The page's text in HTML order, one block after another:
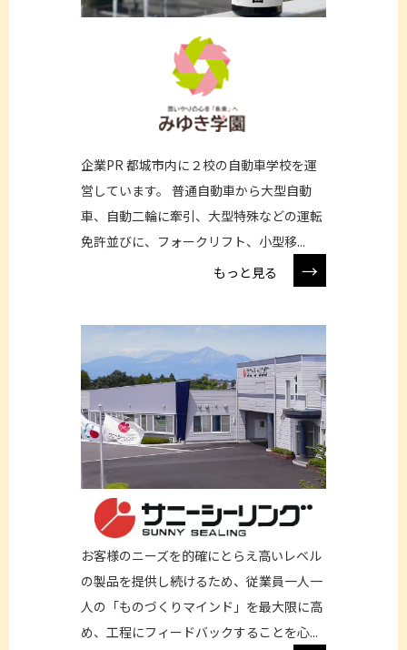
企業PR 都城市内に２校の自動車学校を運
営しています。 普通自動車から大型自動
車、自動二輪に牽引、大型特殊などの運転
免許並びに、フォークリフト、小型移...
もっと見る
→
お客様のニーズを的確にとらえ高いレベル
の製品を提供し続けるため、従業員一人一
人の「ものづくりマインド」を最大限に高
め、工程にフィードバックすることを心...